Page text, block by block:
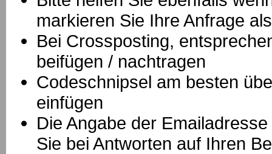
markieren Sie Ihre Anfrage
Bei Crossposting,
beifügen / nachtragen
Codeschnipsel am besten
einfügen
Die Angabe der
Sie bei Antworten auf Ihren